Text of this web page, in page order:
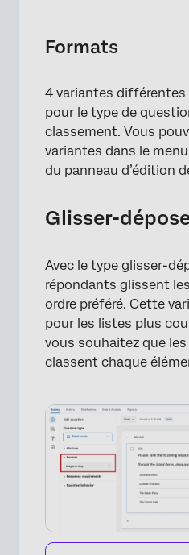
Formats
4 variantes
pour le type de
classement. Vous
variantes dans le
du panneau d’édition
Glisser-
Avec le type glisser-
répondants glissent
ordre préféré. Cette
pour les listes plus
vous souhaitez que
classent chaque